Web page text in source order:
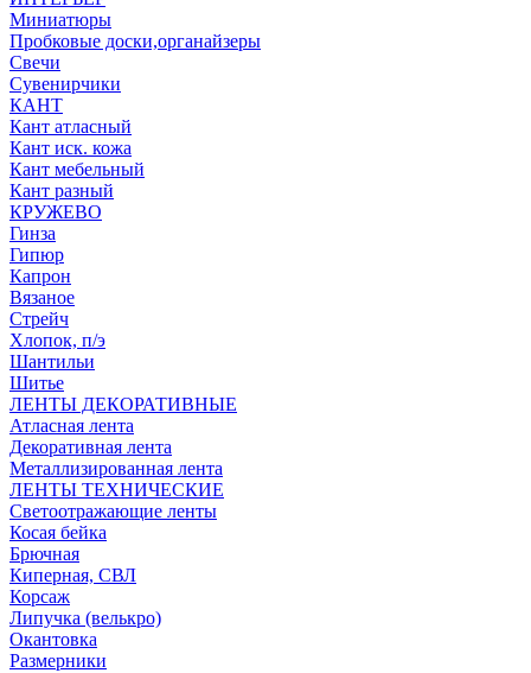
Миниатюры
Пробковые доски,органайзеры
Свечи
Сувенирчики
КАНТ
Кант атласный
Кант иск. кожа
Кант мебельный
Кант разный
КРУЖЕВО
Гинза
Гипюр
Капрон
Вязаное
Стрейч
Хлопок, п/э
Шантильи
Шитье
ЛЕНТЫ ДЕКОРАТИВНЫЕ
Атласная лента
Декоративная лента
Металлизированная лента
ЛЕНТЫ ТЕХНИЧЕСКИЕ
Светоотражающие ленты
Косая бейка
Брючная
Киперная, СВЛ
Корсаж
Липучка (велькро)
Окантовка
Размерники